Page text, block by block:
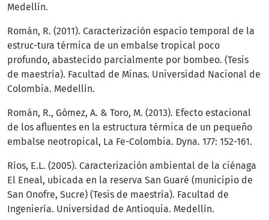
Medellín.
Román, R. (2011). Caracterización espacio temporal de la
estruc-tura térmica de un embalse tropical poco
profundo, abastecido parcialmente por bombeo. (Tesis
de maestría). Facultad de Minas. Universidad Nacional de
Colombia. Medellín.
Román, R., Gómez, A. & Toro, M. (2013). Efecto estacional
de los afluentes en la estructura térmica de un pequeño
embalse neotropical, La Fe-Colombia. Dyna. 177: 152-161.
Ríos, E.L. (2005). Caracterización ambiental de la ciénaga
El Eneal, ubicada en la reserva San Guaré (municipio de
San Onofre, Sucre) (Tesis de maestría). Facultad de
Ingeniería. Universidad de Antioquia. Medellín.